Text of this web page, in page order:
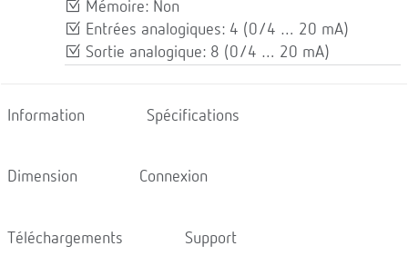
Mémoire: Non
Entrées analogiques: 4 (0/4 … 20 mA)
Sortie analogique: 8 (0/4 … 20 mA)
Information Spécifications
Dimension Connexion
Téléchargements Support